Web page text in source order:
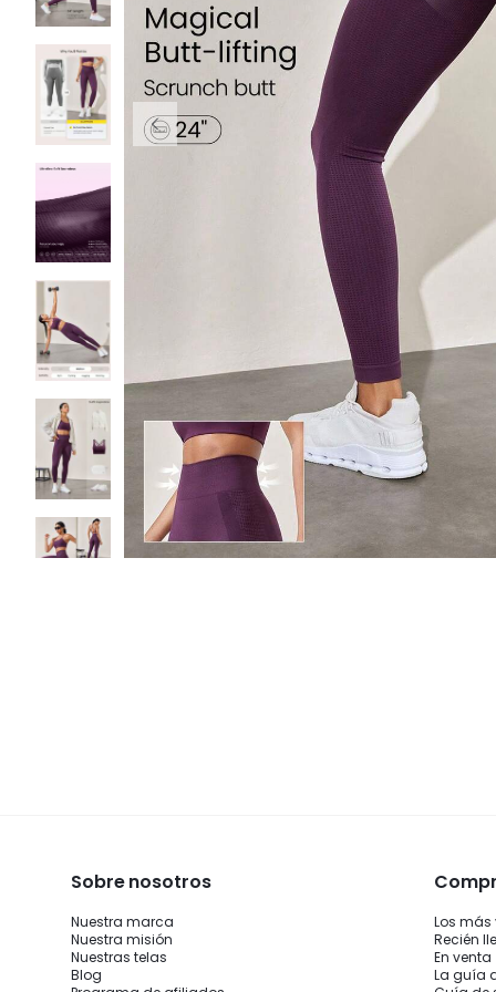
Sobre nosotros
Nuestra marca
Nuestra misión
Nuestras telas
Blog
Los
Recién
En venta
La guía